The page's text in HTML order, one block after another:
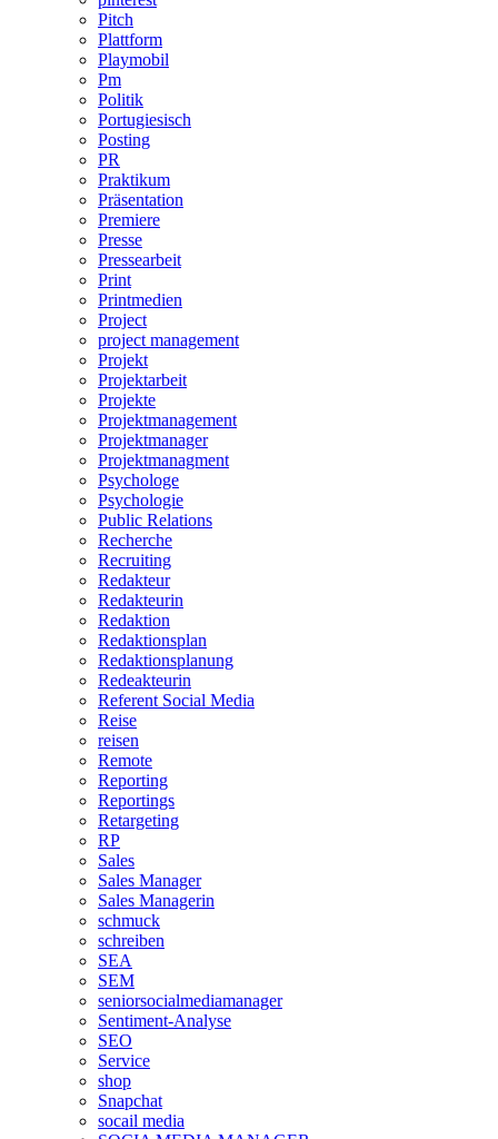
Pitch
Plattform
Playmobil
Pm
Politik
Portugiesisch
Posting
PR
Praktikum
Präsentation
Premiere
Presse
Pressearbeit
Print
Printmedien
Project
project management
Projekt
Projektarbeit
Projekte
Projektmanagement
Projektmanager
Projektmanagment
Psychologe
Psychologie
Public Relations
Recherche
Recruiting
Redakteur
Redakteurin
Redaktion
Redaktionsplan
Redaktionsplanung
Redeakteurin
Referent Social Media
Reise
reisen
Remote
Reporting
Reportings
Retargeting
RP
Sales
Sales Manager
Sales Managerin
schmuck
schreiben
SEA
SEM
seniorsocialmediamanager
Sentiment-Analyse
SEO
Service
shop
Snapchat
socail media